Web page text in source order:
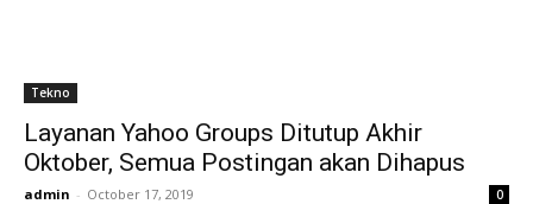
Tekno
Layanan Yahoo Groups Ditutup Akhir
Oktober, Semua Postingan akan Dihapus
admin - October 17, 2019 0